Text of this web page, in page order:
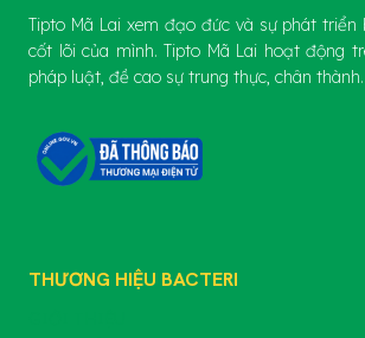
Tipto Mã Lai xem đạo đức và sự phát triển
cốt lõi của mình. Tipto Mã Lai hoạt động
pháp luật, đề cao sự trung thực, chân thành.
THƯƠNG HIỆU BACTERI